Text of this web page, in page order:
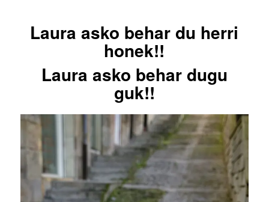
Laura asko behar du herri
honek!!
Laura asko behar dugu
guk!!